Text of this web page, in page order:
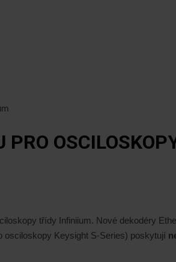
PRO
třídy Infiniium. Nové dekodéry
osciloskopy Keysight S-Series) poskytují